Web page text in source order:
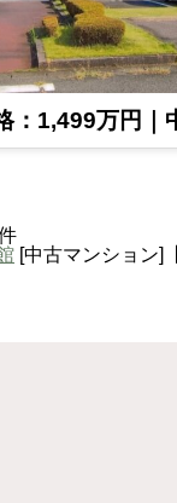
：1,499万円
[中古マンション]